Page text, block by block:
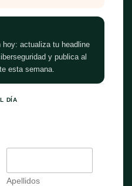
hoy: actualiza tu headline
y publica al
esta semana.
DÍA
Apellidos